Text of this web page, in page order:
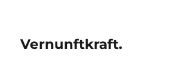
Vernunftkraft.